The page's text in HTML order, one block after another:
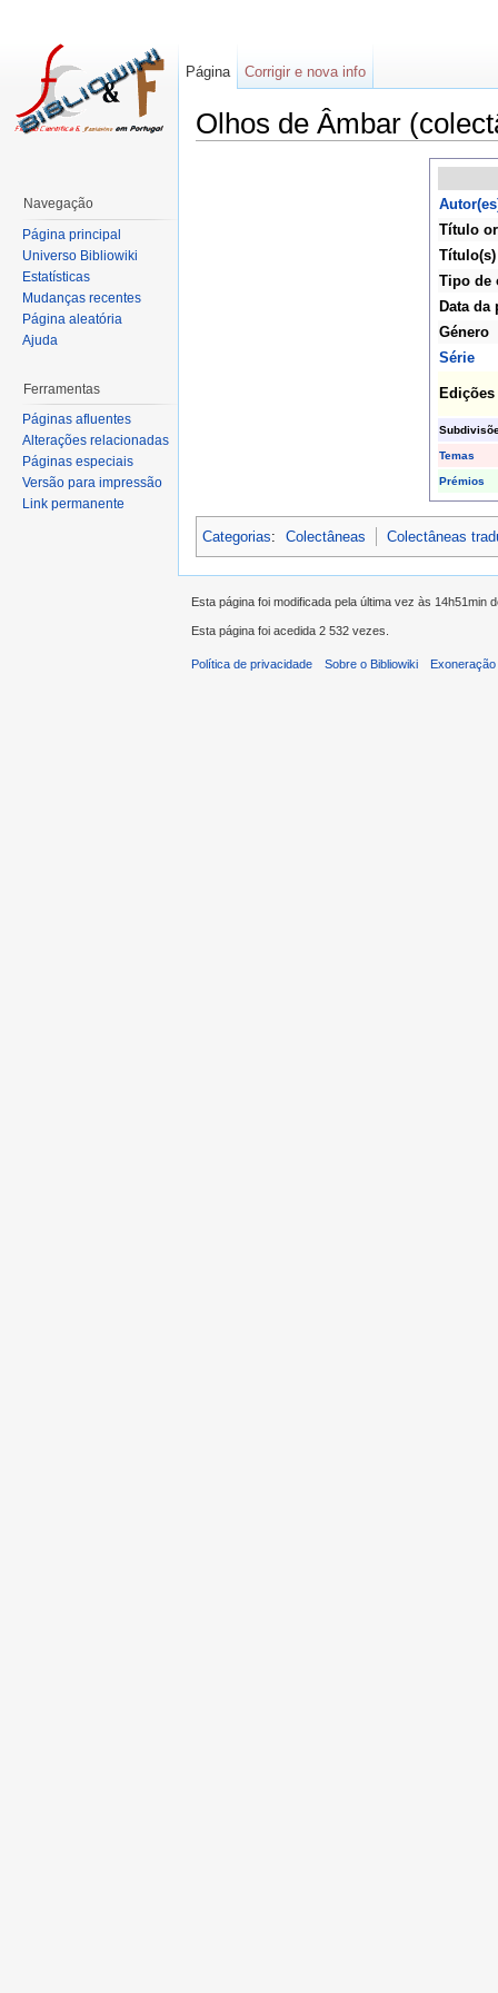
Olhos de Âmbar
Título
Tipo de
Data
Género
Série
Edições
Temas
Prémios
Categorias: Colectâneas Colectâneas
Página Corrigir e nova info
Navegação
Página principal
Universo Bibliowiki
Estatísticas
Mudanças recentes
Página aleatória
Ajuda
Ferramentas
Páginas afluentes
Alterações relacionadas
Páginas especiais
Versão para impressão
Link permanente
Esta página foi modificada pela última vez às 14h51min
Esta página foi acedida 2 532 vezes.
Política de privacidade Sobre o Bibliowiki